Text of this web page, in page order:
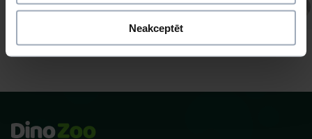
Neakceptēt
Atbild Veterinārārsts,